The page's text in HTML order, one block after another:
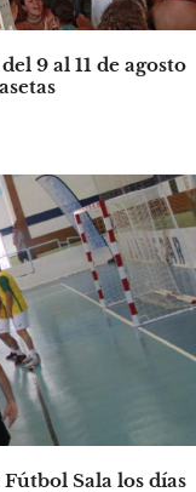
9 al 11 de agosto
Sala los días